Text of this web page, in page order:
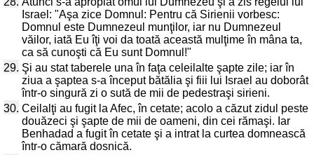
Israel: "Aşa zice Domnul: Pentru că Sirienii vorbesc:
Domnul este Dumnezeul munţilor, iar nu Dumnezeul
văilor, iată Eu îţi voi da toată această mulţime în mâna ta,
ca să cunoşti că Eu sunt Domnul!"
29. Şi au stat taberele una în faţa celeilalte şapte zile; iar în
ziua a şaptea s-a început bătălia şi fiii lui Israel au doborât
într-o singură zi o sută de mii de pedestraşi sirieni.
30. Ceilalţi au fugit la Afec, în cetate; acolo a căzut zidul peste
douăzeci şi şapte de mii de oameni, din cei rămaşi. Iar
Benhadad a fugit în cetate şi a intrat la curtea domnească
într-o cămară dosnică.